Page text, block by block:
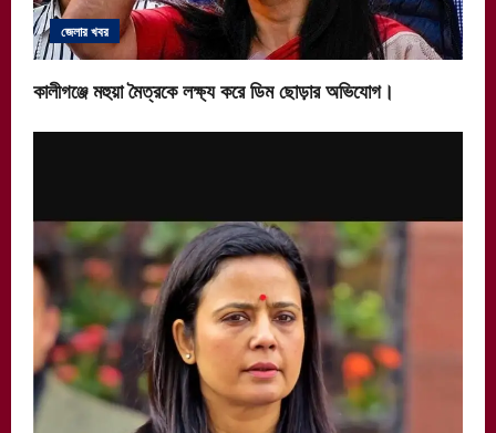
জেলার খবর
কালীগঞ্জে মহুয়া মৈত্রকে লক্ষ্য করে ডিম ছোড়ার অভিযোগ।